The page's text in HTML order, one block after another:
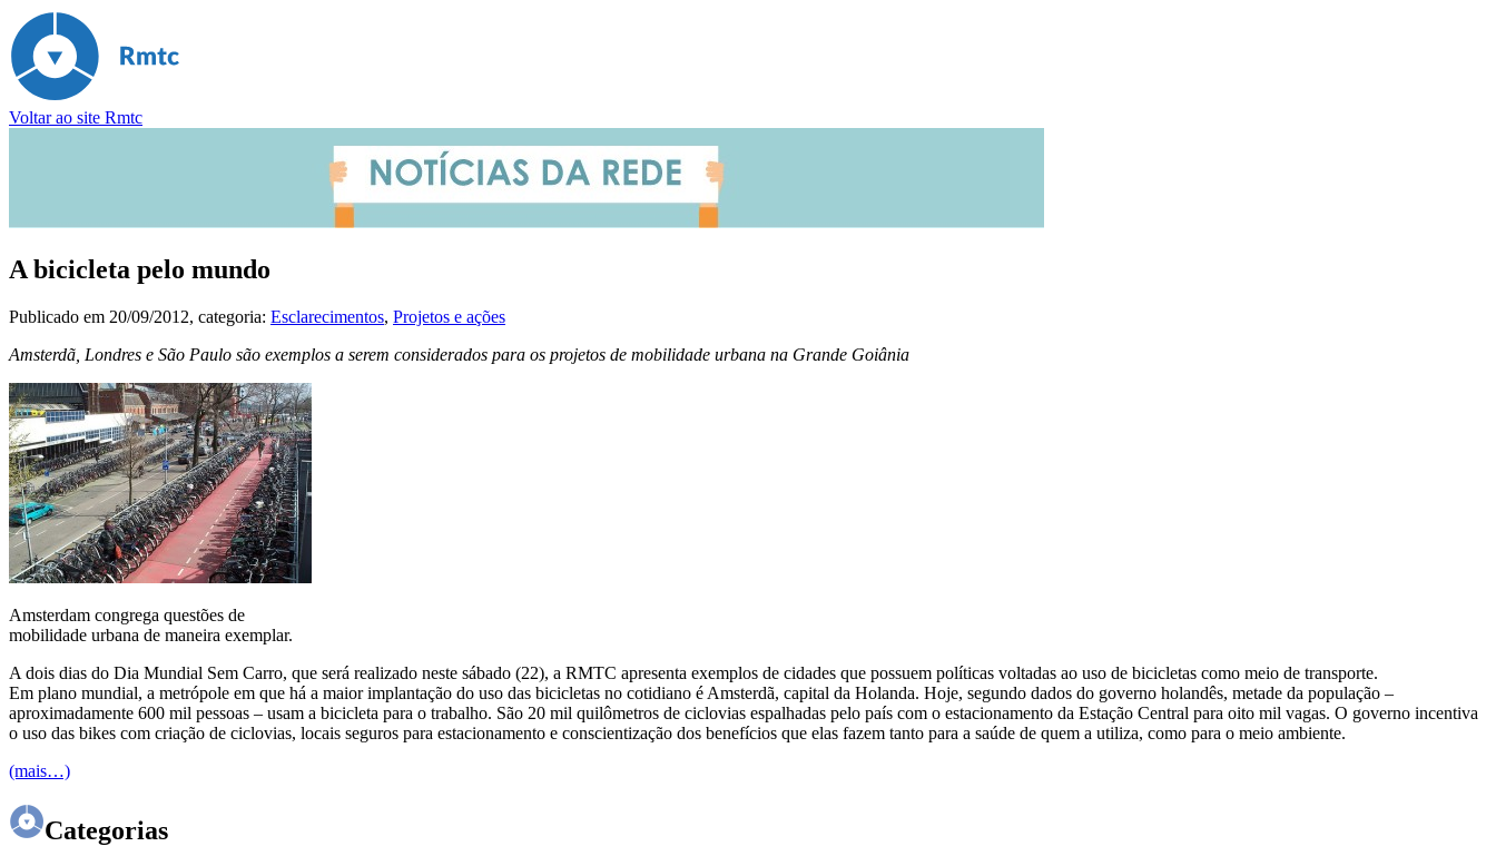
Voltar ao site Rmtc
A bicicleta pelo mundo
Publicado em 20/09/2012, categoria: Esclarecimentos, Projetos e ações
Amsterdã, Londres e São Paulo são exemplos a serem considerados para os projetos de mobilidade urbana na Grande Goiânia
Amsterdam congrega questões de
mobilidade urbana de maneira exemplar.
A dois dias do Dia Mundial Sem Carro, que será realizado neste sábado (22), a RMTC apresenta exemplos de cidades que possuem políticas voltadas ao uso de bicicletas como meio de transporte.
Em plano mundial, a metrópole em que há a maior implantação do uso das bicicletas no cotidiano é Amsterdã, capital da Holanda. Hoje, segundo dados do governo holandês, metade da população –
aproximadamente 600 mil pessoas – usam a bicicleta para o trabalho. São 20 mil quilômetros de ciclovias espalhadas pelo país com o estacionamento da Estação Central para oito mil vagas. O governo incentiva
o uso das bikes com criação de ciclovias, locais seguros para estacionamento e conscientização dos benefícios que elas fazem tanto para a saúde de quem a utiliza, como para o meio ambiente.
(mais…)
Categorias